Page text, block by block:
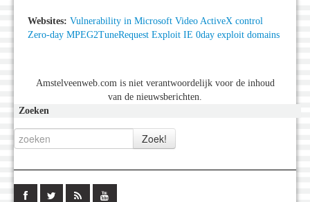
Websites: Vulnerability in Microsoft Video ActiveX control
Zero-day MPEG2TuneRequest Exploit IE 0day exploit domains
Amstelveenweb.com is niet verantwoordelijk voor de inhoud
van de nieuwsberichten.
Zoeken